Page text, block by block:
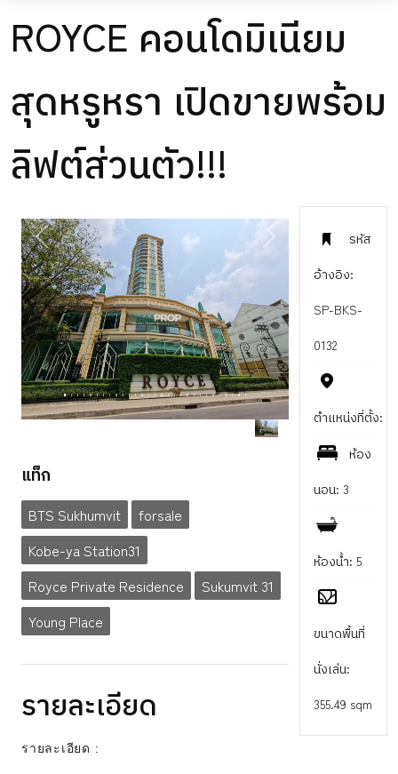
ROYCE คอนโดมิเนียม
สุดหรูหรา เปิดขายพร้อม
ลิฟต์ส่วนตัว!!!
รหัส
อ้างอิง:
SP-BKS-
0132
ตำแหน่งที่ตั้ง:
ห้อง
นอน: 3
ห้องน้ำ: 5
ขนาดพื้นที่
นั่งเล่น:
355.49 sqm
PREVIOUS
แท็ก
BTS Sukhumvit
forsale
Kobe-ya Station31
Royce Private Residence
Sukumvit 31
Young Place
รายละเอียด
รายละเอียด :